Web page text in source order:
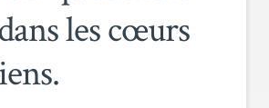
les cœurs